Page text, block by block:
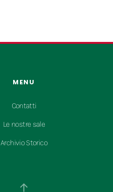
MENU
Contatti
Le nostre sale
Archivio Storico